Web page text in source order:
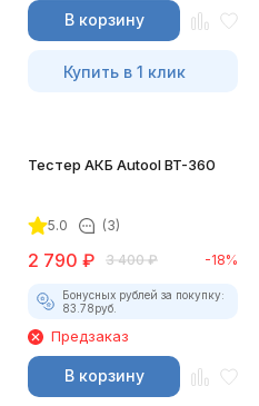
В корзину
Купить в 1 клик
Тестер АКБ Autool BT-360
5.0 (3)
2 790 ₽ 3 400 ₽ -18%
Бонусных рублей за покупку:
83.78руб.
Предзаказ
В корзину